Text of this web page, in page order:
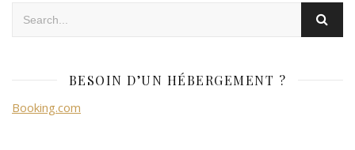
BESOIN D’UN HÉBERGEMENT ?
Booking.com